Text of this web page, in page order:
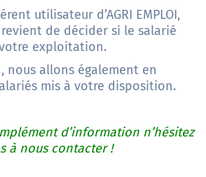
utilisateur d’AGRI EMPLOI,
revient de décider si le salarié
exploitation.
nous allons également en
mis à votre disposition.
d’information n’hésitez
à nous contacter !